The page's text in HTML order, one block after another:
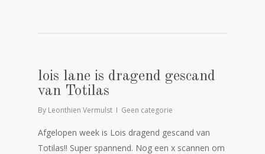
lois lane is dragend gescand
van Totilas
By Leonthien Vermulst Geen categorie
Afgelopen week is Lois dragend gescand van
Totilas!! Super spannend. Nog een x scannen om